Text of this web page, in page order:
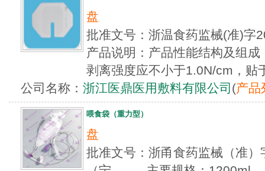
盘
批准文号：浙温食药监械(准)
产品说明：产品性能结构及组
剥离强度应不小于1.0N/cm，贴
公司名称： 浙江医鼎医用敷料有限公司 (产品
喂食袋（重力型）
盘
批准文号：浙甬食药监械（准